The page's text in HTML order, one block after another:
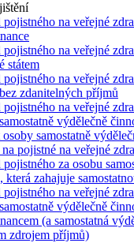
na veřejné
na veřejné
státem
na veřejné
zdanitelných příjmů
na veřejné
výdělečně
osoby samostatně
pojistné na veřejné
za osobu
která zahajuje
na veřejné
výdělečně
(a samostatná
zdrojem příjmů)